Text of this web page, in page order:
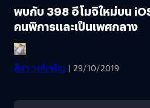
พบกับ 398 อีโมจิใหม่บน
คนพิการและเป็นเพศกลาง
ศิลา วงศ์เจริญ | 29/10/2019